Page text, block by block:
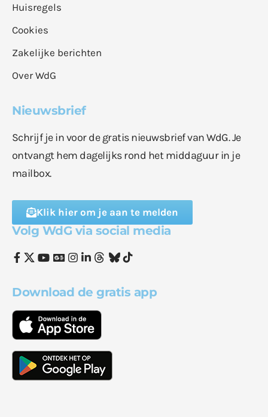
Huisregels
Cookies
Zakelijke berichten
Over WdG
Nieuwsbrief
Schrijf je in voor de gratis nieuwsbrief van WdG. Je
ontvangt hem dagelijks rond het middaguur in je
mailbox.
Klik hier om je aan te melden
Volg WdG via social media
Download de gratis app